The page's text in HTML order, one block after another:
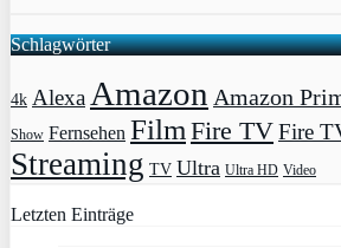
Schlagwörter
4k AlexaAmazon Amazon
Show Fernsehen FilmFire TVFire
Streaming TV Ultra Ultra HD Video
Letzten Einträge